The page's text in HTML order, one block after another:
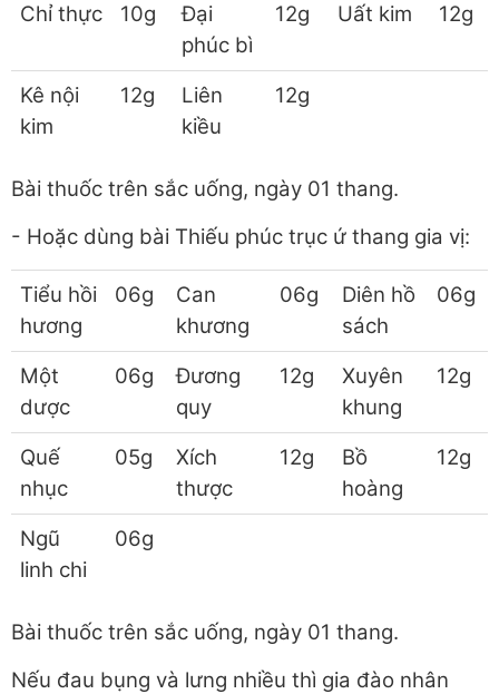
Chỉ thực 10g
Đại
phúc bì
12g Uất kim 12g
Kê nội
kim
12g
Liên
kiều
12g
Bài thuốc trên sắc uống, ngày 01 thang.
- Hoặc dùng bài Thiếu phúc trục ứ thang gia vị:
Tiểu hồi
hương
06g
Can
khương
06g
Diên hồ
sách
06g
Một
dược
06g
Đương
quy
12g
Xuyên
khung
12g
Quế
nhục
05g
Xích
thược
12g
Bồ
hoàng
12g
Ngũ
linh chi
06g
Bài thuốc trên sắc uống, ngày 01 thang.
Nếu đau bụng và lưng nhiều thì gia đào nhân